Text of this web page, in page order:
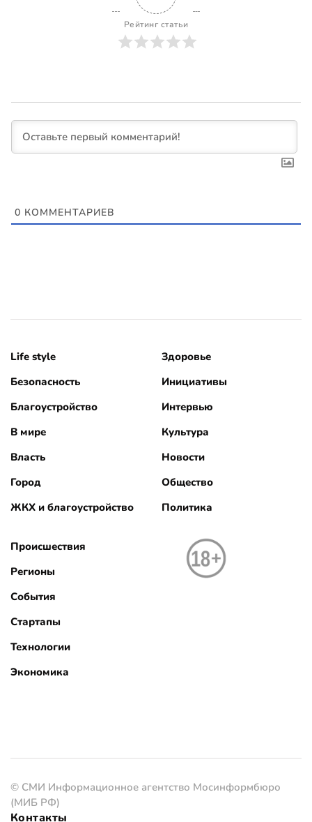
Рейтинг статьи
0 КОММЕНТАРИЕВ
Life style
Безопасность
Благоустройство
В мире
Власть
Город
ЖКХ и благоустройство
Здоровье
Инициативы
Интервью
Культура
Новости
Общество
Политика
Происшествия
Регионы
События
Стартапы
Технологии
Экономика
© СМИ Информационное агентство Мосинформбюро
(МИБ РФ)
Контакты